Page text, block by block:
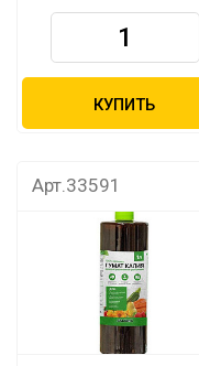
КУПИТЬ
Арт.33591